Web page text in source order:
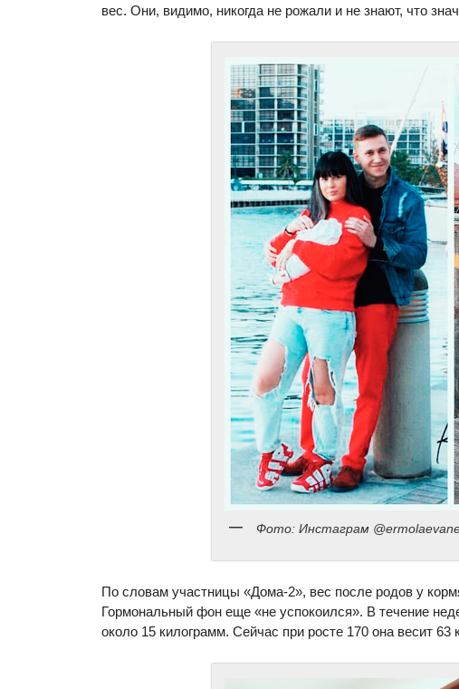
вес. Они, видимо, никогда не рожали и не знают, что
Фото: Инстаграм
По словам участницы «Дома-2», вес после родов у
Гормональный фон еще «не успокоился». В течение
около 15 килограмм. Сейчас при росте 170 она весит 63